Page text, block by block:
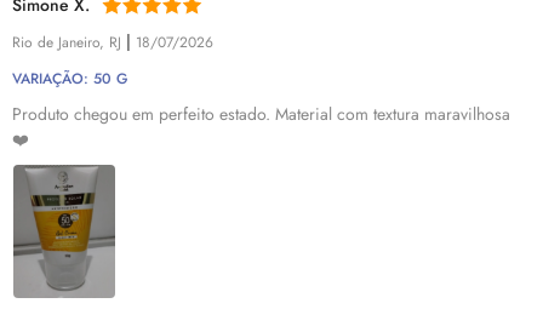
Simone X.
Rio de Janeiro, RJ | 18/07/2026
VARIAÇÃO: 50 G
Produto chegou em perfeito estado. Material com textura maravilhosa
❤️